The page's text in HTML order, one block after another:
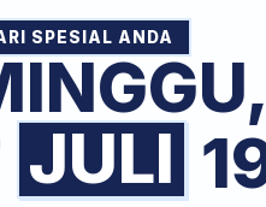
SPESIAL ANDA
JULI